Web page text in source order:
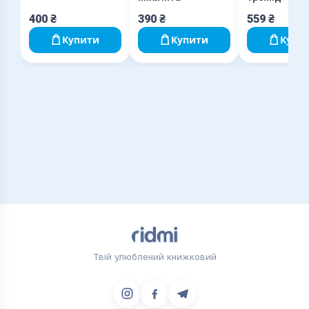
400 ₴
Купити
390 ₴
Купити
559 ₴
Твій улюблений книжковий